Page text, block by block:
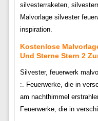
silvesterraketen,
Malvorlage silvester
inspiration.
Kostenlose
Und Sterne Stern 2
Silvester, feuerwerk
:. Feuerwerke, die in
am nachthimmel
Feuerwerke, die in